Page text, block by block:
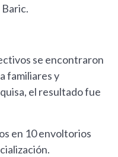
se encontraron
familiares y
el resultado fue
en 10 envoltorios